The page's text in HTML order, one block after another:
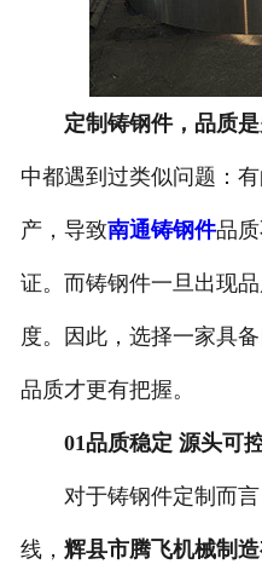
定制铸钢件，品质是
中都遇到过类似问题：
产，导致南通铸钢件品
证。而铸钢件一旦出现
度。因此，选择一家具
品质才更有把握。
01品质稳定 源头可
对于铸钢件定制而言
线， 辉县市腾飞机械制